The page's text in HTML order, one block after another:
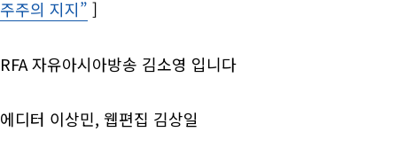
주주의 지지” Opens in new window
]
RFA 자유아시아방송 김소영 입니다
에디터 이상민, 웹편집 김상일